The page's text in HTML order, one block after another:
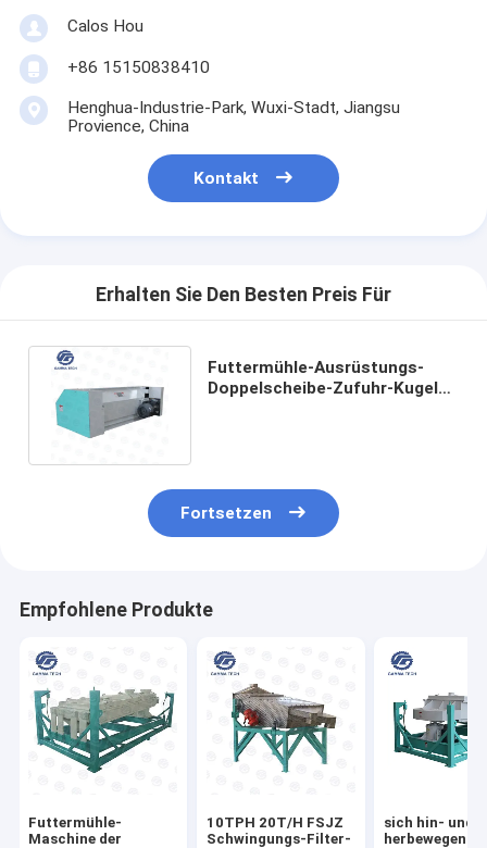
Calos Hou
+86 15150838410
Henghua-Industrie-Park, Wuxi-Stadt, Jiangsu
Provience, China
Kontakt
Erhalten Sie Den Besten Preis Für
Futtermühle-Ausrüstungs-
Doppelscheibe-Zufuhr-Kugel
Fortsetzen
Empfohlene Produkte
Futtermühle-
Maschine der
10TPH 20T/H FSJZ
Schwingungs-Filter-
sich hin- und
herbewegende